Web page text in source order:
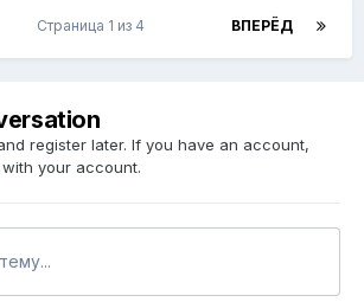
ВПЕРЁД
Страница 1 из 4
register later. If you have an account,
your account.